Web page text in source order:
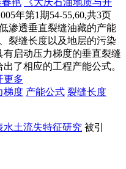
春艳
《大庆石油地质与开
年第1期54-55,60,共3页
渗透垂直裂缝油藏的产能
裂缝长度以及地层的污染
启动压力梯度的垂直裂缝
了相应的工程产能公式。
更多
梯度 产能公式 裂缝长度
土流失特征研究 被引